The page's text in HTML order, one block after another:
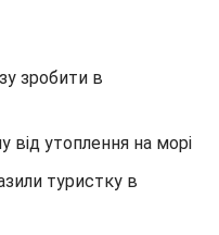
зробити в
від утоплення на морі
туристку в